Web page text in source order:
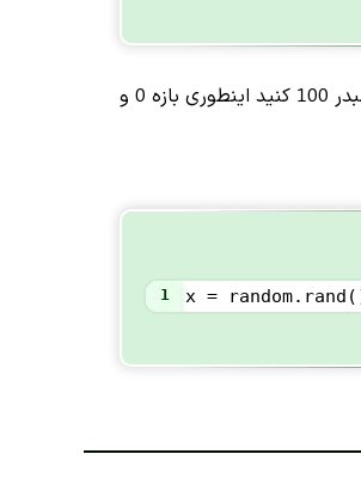
برای ایجاد اعداد اعشاری در بازه های بیشتر مثل 0 و 100 میتوانید صرفا متغیری که در آن مقدار عدد را ریختیم ضبدر 100 کنید اینطوری بازه 0 و
1 x = random. rand